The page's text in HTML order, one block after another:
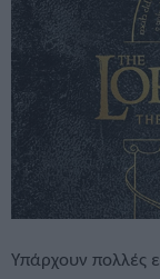
Υπάρχουν πολλές